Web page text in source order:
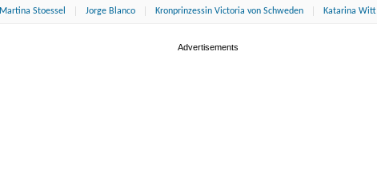
Martina Stoessel Jorge Blanco Kronprinzessin Victoria von Schweden Katarina Witt